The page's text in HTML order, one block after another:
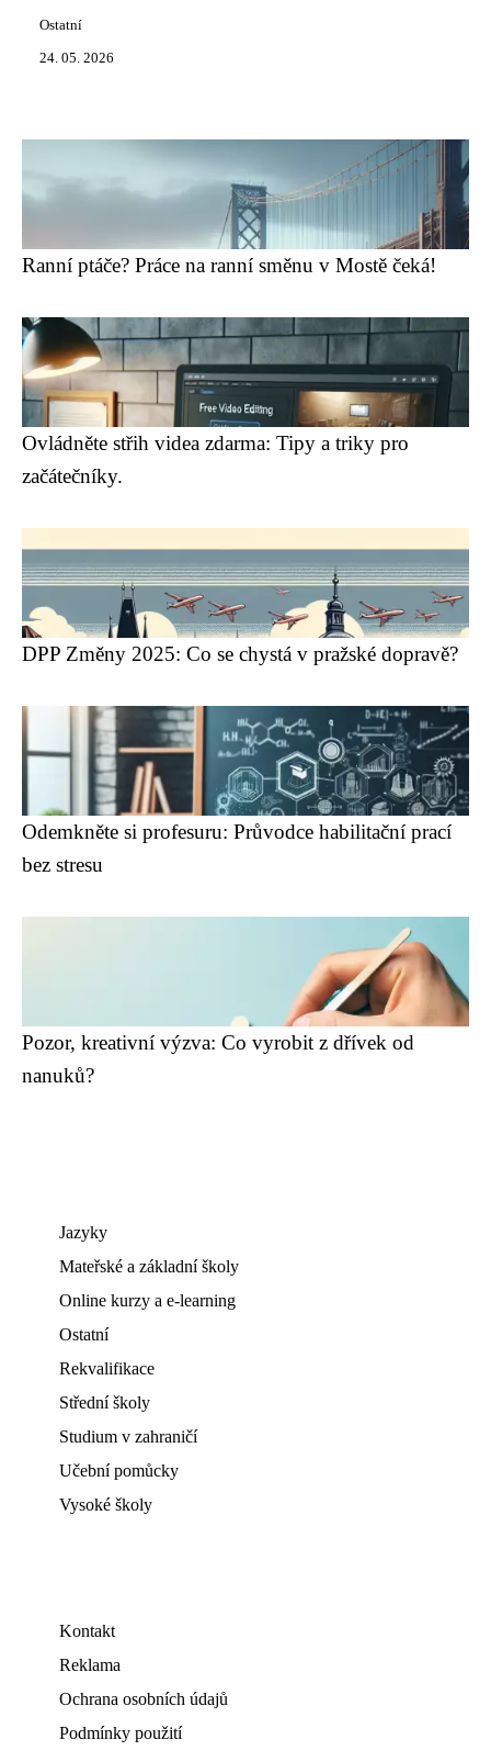
Ostatní
24. 05. 2026
Ranní ptáče? Práce na ranní směnu v Mostě čeká!
Ovládněte střih videa zdarma: Tipy a triky pro
začátečníky.
DPP Změny 2025: Co se chystá v pražské dopravě?
Odemkněte si profesuru: Průvodce habilitační prací
bez stresu
Pozor, kreativní výzva: Co vyrobit z dřívek od
nanuků?
Jazyky
Mateřské a základní školy
Online kurzy a e-learning
Ostatní
Rekvalifikace
Střední školy
Studium v zahraničí
Učební pomůcky
Vysoké školy
Kontakt
Reklama
Ochrana osobních údajů
Podmínky použití